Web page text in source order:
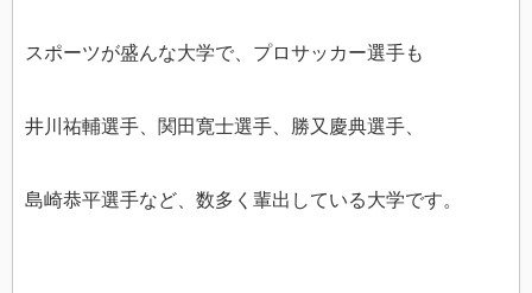
スポーツが盛んな大学で、プロサッカー選手も
井川祐輔選手、関田寛士選手、勝又慶典選手、
島崎恭平選手など、数多く輩出している大学です。